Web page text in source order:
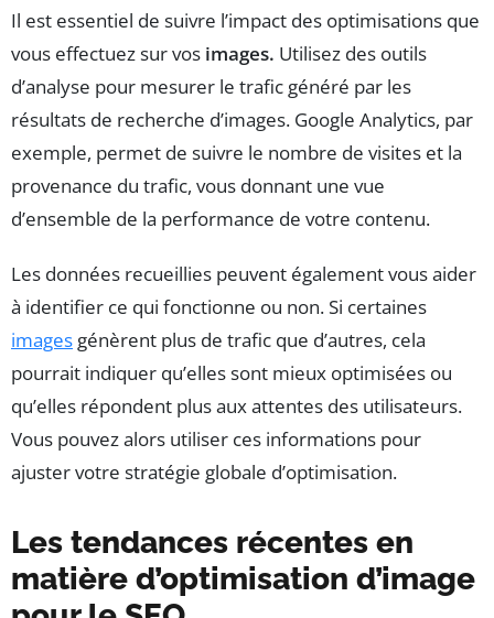
Il est essentiel de suivre l’impact des optimisations que
vous effectuez sur vos images. Utilisez des outils
d’analyse pour mesurer le trafic généré par les
résultats de recherche d’images. Google Analytics, par
exemple, permet de suivre le nombre de visites et la
provenance du trafic, vous donnant une vue
d’ensemble de la performance de votre contenu.
Les données recueillies peuvent également vous aider
à identifier ce qui fonctionne ou non. Si certaines
images génèrent plus de trafic que d’autres, cela
pourrait indiquer qu’elles sont mieux optimisées ou
qu’elles répondent plus aux attentes des utilisateurs.
Vous pouvez alors utiliser ces informations pour
ajuster votre stratégie globale d’optimisation.
Les tendances récentes en
matière d’optimisation d’image